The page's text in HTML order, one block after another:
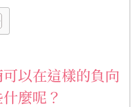
以在這樣的負向
麼呢？